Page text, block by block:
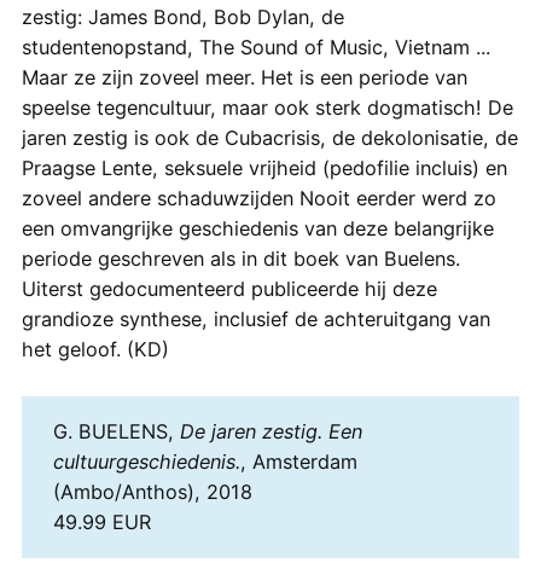
zestig: James Bond, Bob Dylan, de
studentenopstand, The Sound of Music, Vietnam ...
Maar ze zijn zoveel meer. Het is een periode van
speelse tegencultuur, maar ook sterk dogmatisch! De
jaren zestig is ook de Cubacrisis, de dekolonisatie, de
Praagse Lente, seksuele vrijheid (pedofilie incluis) en
zoveel andere schaduwzijden Nooit eerder werd zo
een omvangrijke geschiedenis van deze belangrijke
periode geschreven als in dit boek van Buelens.
Uiterst gedocumenteerd publiceerde hij deze
grandioze synthese, inclusief de achteruitgang van
het geloof. (KD)
G. BUELENS, De jaren zestig. Een
cultuurgeschiedenis., Amsterdam
(Ambo/Anthos), 2018
49.99 EUR